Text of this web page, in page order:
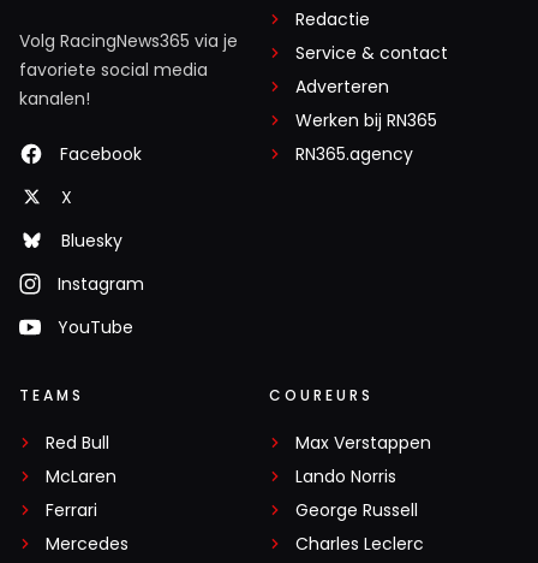
Volg RacingNews365 via je
favoriete social media
kanalen!
Facebook
X
Bluesky
Instagram
YouTube
Redactie
Service & contact
Adverteren
Werken bij RN365
RN365.agency
TEAMS
Red Bull
McLaren
Ferrari
Mercedes
COUREURS
Max Verstappen
Lando Norris
George Russell
Charles Leclerc